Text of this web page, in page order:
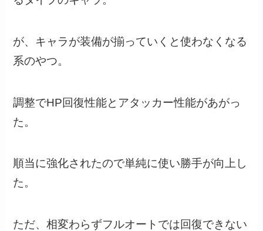
が、キャラが装備が揃っていくと使わなくなる
系のやつ。
調整でHP回復性能とアタッカー性能があがっ
た。
順当に強化されたので単純に使い勝手が向上し
た。
ただ、相変わらずフルオートでは回復できない